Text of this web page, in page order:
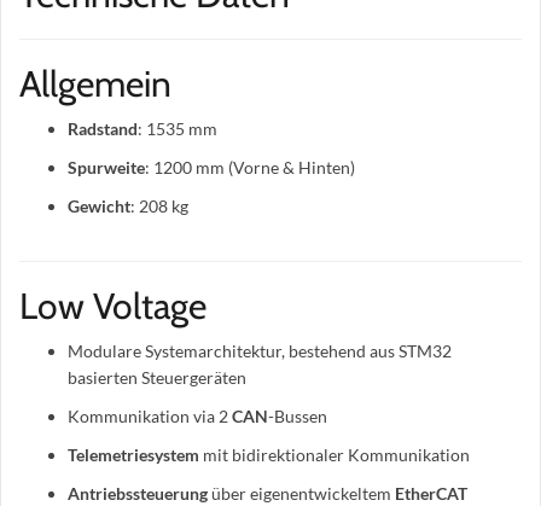
Allgemein
Radstand: 1535 mm
Spurweite: 1200 mm (Vorne & Hinten)
Gewicht: 208 kg
Low Voltage
Modulare Systemarchitektur, bestehend aus STM32
basierten Steuergeräten
Kommunikation via 2CAN-Bussen
Telemetriesystem mit bidirektionaler Kommunikation
Antriebssteuerungüber eigenentwickeltem EtherCAT